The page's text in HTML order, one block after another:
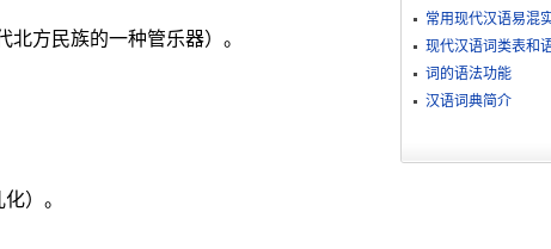
方民族的一种管乐器）。
）。
常用现代汉语易混
现代汉语词类表和
词的语法功能
汉语词典简介